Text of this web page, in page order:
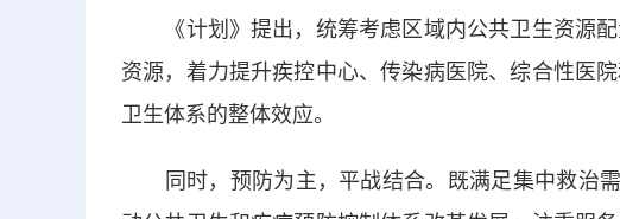
《计划》提出，统筹考虑区域内公共卫生资源配
资源，着力提升疾控中心、传染病医院、综合性医
卫生体系的整体效应。
同时，预防为主，平战结合。既满足集中救治需